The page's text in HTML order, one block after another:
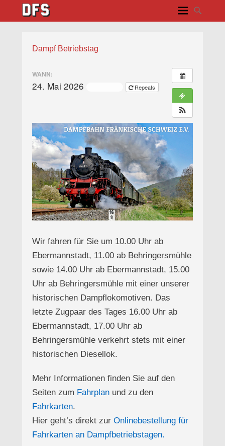
Dampf Betriebstag
WANN:
24. Mai 2026 Repeats
Wir fahren für Sie um 10.00 Uhr ab
Ebermannstadt, 11.00 ab Behringersmühle
sowie 14.00 Uhr ab Ebermannstadt, 15.00
Uhr ab Behringersmühle mit einer unserer
historischen Dampflokomotiven. Das
letzte Zugpaar des Tages 16.00 Uhr ab
Ebermannstadt, 17.00 Uhr ab
Behringersmühle verkehrt stets mit einer
historischen Diesellok.
Mehr Informationen finden Sie auf den
Seiten zum Fahrplan und zu den
Fahrkarten.
Hier geht’s direkt zur Onlinebestellung für
Fahrkarten an Dampfbetriebstagen.